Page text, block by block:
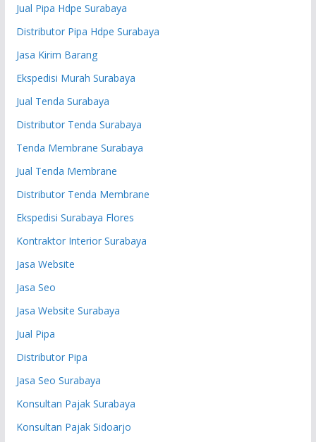
Jual Pipa Hdpe Surabaya
Distributor Pipa Hdpe Surabaya
Jasa Kirim Barang
Ekspedisi Murah Surabaya
Jual Tenda Surabaya
Distributor Tenda Surabaya
Tenda Membrane Surabaya
Jual Tenda Membrane
Distributor Tenda Membrane
Ekspedisi Surabaya Flores
Kontraktor Interior Surabaya
Jasa Website
Jasa Seo
Jasa Website Surabaya
Jual Pipa
Distributor Pipa
Jasa Seo Surabaya
Konsultan Pajak Surabaya
Konsultan Pajak Sidoarjo